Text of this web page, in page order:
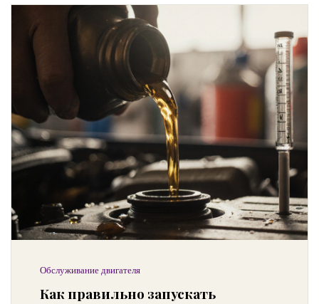
Обслуживание двигателя
Как правильно запускать